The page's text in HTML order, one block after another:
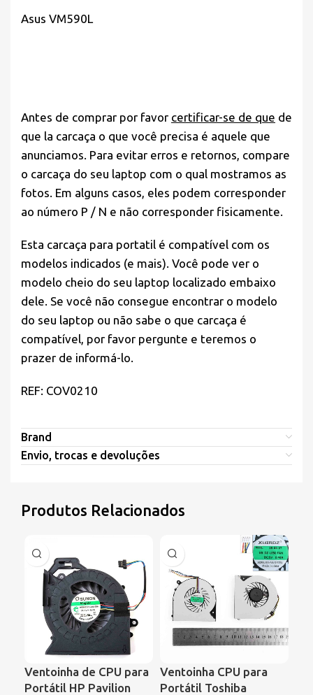
Asus VM590L
Antes de comprar por favor certificar-se de que de
que la carcaça o que você precisa é aquele que
anunciamos. Para evitar erros e retornos, compare
o carcaça do seu laptop com o qual mostramos as
fotos. Em alguns casos, eles podem corresponder
ao número P / N e não corresponder fisicamente.
Esta carcaça para portatil é compatível com os
modelos indicados (e mais). Você pode ver o
modelo cheio do seu laptop localizado embaixo
dele. Se você não consegue encontrar o modelo
do seu laptop ou não sabe o que carcaça é
compatível, por favor pergunte e teremos o
prazer de informá-lo.
REF: COV0210
Brand
Envio, trocas e devoluções
Produtos Relacionados
Ventoinha de CPU para
Portátil HP Pavilion
Ventoinha CPU para
Portátil Toshiba